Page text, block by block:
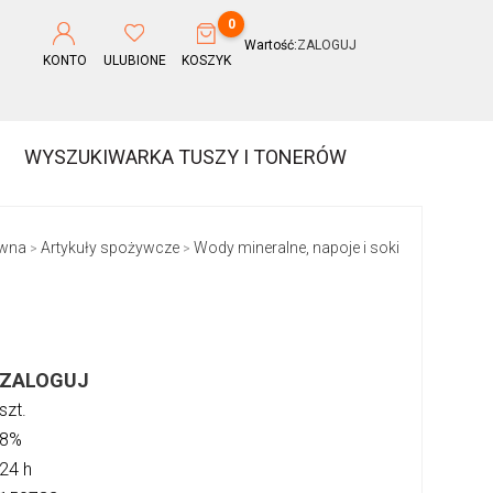
KONTO ULUBIONE
0
KOSZYK
Wartość:ZALOGUJ
WYSZUKIWARKA TUSZY I TONERÓW
> Artykuły spożywcze> Wody mineralne, napoje i soki
ZALOGUJ
szt.
8%
24 h